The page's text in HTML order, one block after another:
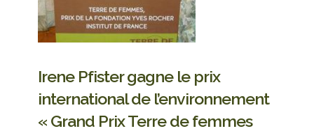
Irene Pfister gagne le prix
international de l’environnement
« Grand Prix Terre de femmes